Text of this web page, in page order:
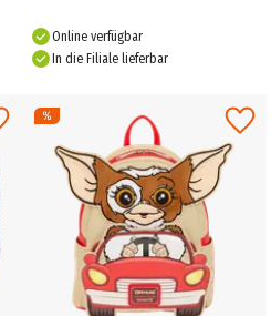
Online verfügbar
In die Filiale lieferbar